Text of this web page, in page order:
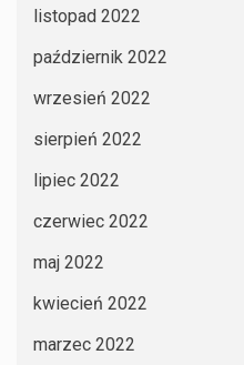
listopad 2022
październik 2022
wrzesień 2022
sierpień 2022
lipiec 2022
czerwiec 2022
maj 2022
kwiecień 2022
marzec 2022